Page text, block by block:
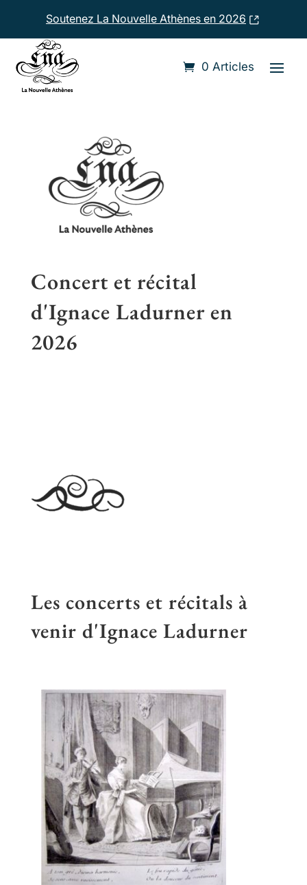
Soutenez La Nouvelle Athènes en 2026
0 Articles
Accueil
Concert et récital
d'Ignace Ladurner en
2026
Les concerts et récitals à
venir d'Ignace Ladurner